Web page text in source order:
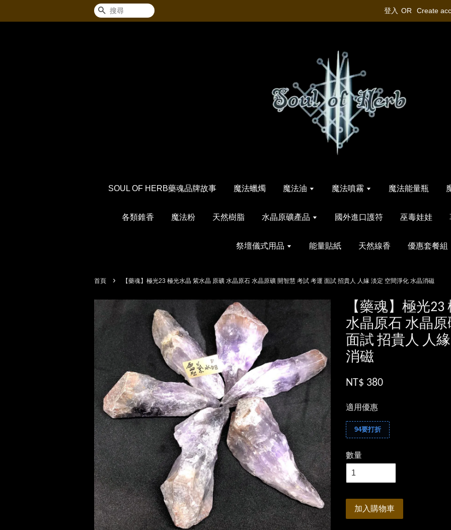
搜尋 登入 OR Create
SOUL OF HERB藥魂品牌故事 魔法蠟燭 魔法油 魔法噴霧 魔法能量瓶
各類錐香 魔法粉 天然樹脂 水晶原礦產品 國外進口護符 巫毒娃娃
祭壇儀式用品 能量貼紙 天然線香 優惠套餐組
首頁 › 【藥魂】極光23 極光水晶 紫水晶 原礦 水晶原石 水晶原礦 開智慧 考試 考運 面試 招貴人 人緣 淡定 空間淨化 水晶消磁
【藥魂】極光
水晶原石 水晶
面試 招貴人 人
消磁
NT$ 380
適用優惠
94要打折
數量
加入購物車